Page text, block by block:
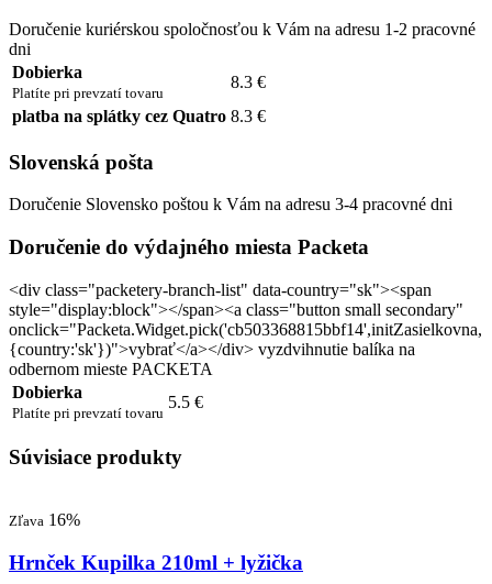
Doručenie kuriérskou spoločnosťou k Vám na adresu 1-2 pracovné
dni
Dobierka
Platíte pri prevzatí tovaru
8.3 €
platba na splátky cez Quatro 8.3 €
Slovenská pošta
Doručenie Slovensko poštou k Vám na adresu 3-4 pracovné dni
Doručenie do výdajného miesta Packeta
<div class="packetery-branch-list" data-country="sk"><span
style="display:block"></span><a class="button small secondary"
onclick="Packeta.Widget.pick('cb503368815bbf14',initZasielkovna,
{country:'sk'})">vybrať</a></div> vyzdvihnutie balíka na
odbernom mieste PACKETA
Dobierka
Platíte pri prevzatí tovaru
5.5 €
Súvisiace produkty
Zľava 16%
Hrnček Kupilka 210ml + lyžička